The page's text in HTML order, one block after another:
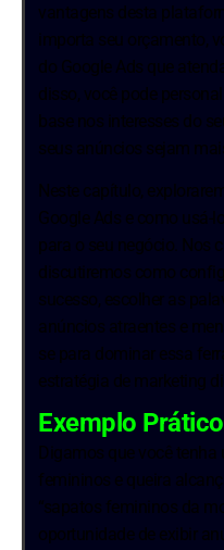
vantagens desta
importa seu orçamento,
do Google Ads que
disso, você pode
base nos interesses do
seus anúncios sejam
Neste capítulo,
Google Ads e como usá-
para o seu negócio. Nos
discutiremos como
sucesso, escolher as
anúncios atraentes e
se para dominar essa
estratégia de marketing
Exemplo
Digamos que você
femininos e queira
“sapatos femininos da
oportunidade de exibir